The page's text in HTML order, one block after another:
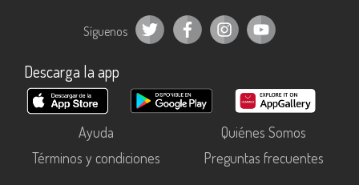
Síguenos
Descarga la app
Ayuda
Quiénes Somos
Términos y condiciones
Preguntas frecuentes